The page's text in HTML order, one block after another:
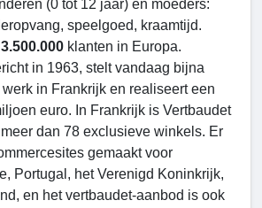
(0 tot 12 jaar) en moeders:
speelgoed, kraamtijd.
klanten in Europa.
in 1963, stelt vandaag bijna
in Frankrijk en realiseert een
euro. In Frankrijk is Vertbaudet
dan 78 exclusieve winkels. Er
gemaakt voor
Portugal, het Verenigd Koninkrijk,
en het vertbaudet-aanbod is ook